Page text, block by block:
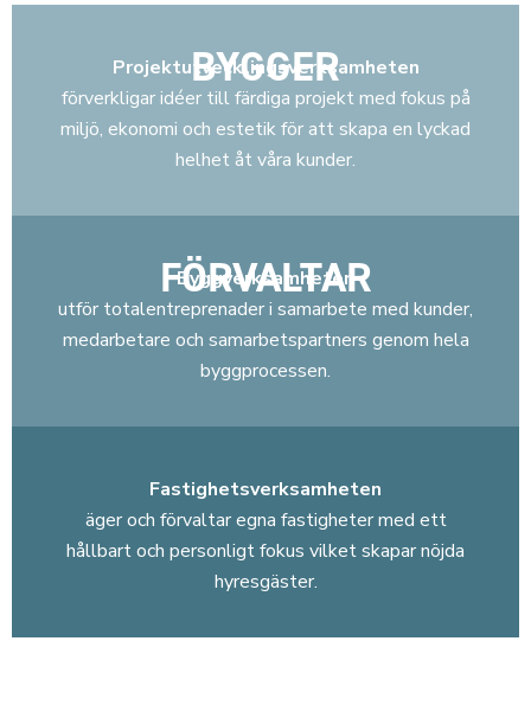
Projektutvecklingsverksamheten
förverkligar idéer till färdiga projekt med fokus på
miljö, ekonomi och estetik för att skapa en lyckad
helhet åt våra kunder.
BYGGER
Byggverksamheten
utför totalentreprenader i samarbete med kunder,
medarbetare och samarbetspartners genom hela
byggprocessen.
FÖRVALTAR
Fastighetsverksamheten
äger och förvaltar egna fastigheter med ett
hållbart och personligt fokus vilket skapar nöjda
hyresgäster.